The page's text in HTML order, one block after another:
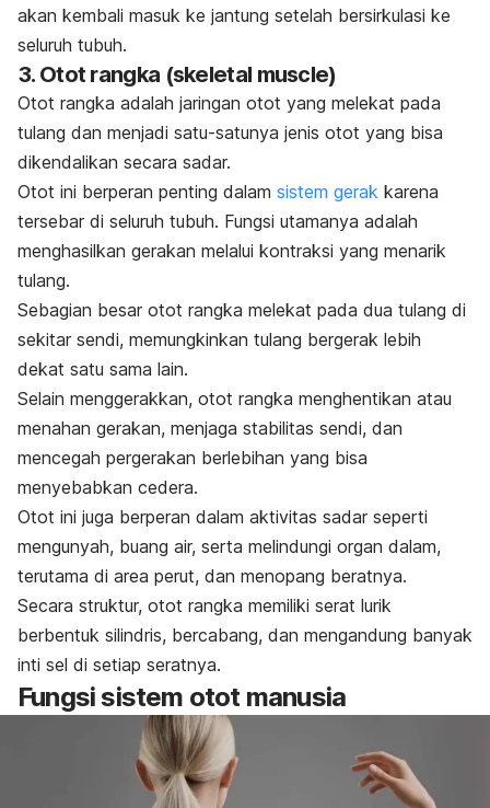
akan kembali masuk ke jantung setelah bersirkulasi ke
seluruh tubuh.
3. Otot rangka (skeletal muscle)
Otot rangka adalah jaringan otot yang melekat pada
tulang dan menjadi satu-satunya jenis otot yang bisa
dikendalikan secara sadar.
Otot ini berperan penting dalam sistem gerak karena
tersebar di seluruh tubuh. Fungsi utamanya adalah
menghasilkan gerakan melalui kontraksi yang menarik
tulang.
Sebagian besar otot rangka melekat pada dua tulang di
sekitar sendi, memungkinkan tulang bergerak lebih
dekat satu sama lain.
Selain menggerakkan, otot rangka menghentikan atau
menahan gerakan, menjaga stabilitas sendi, dan
mencegah pergerakan berlebihan yang bisa
menyebabkan cedera.
Otot ini juga berperan dalam aktivitas sadar seperti
mengunyah, buang air, serta melindungi organ dalam,
terutama di area perut, dan menopang beratnya.
Secara struktur, otot rangka memiliki serat lurik
berbentuk silindris, bercabang, dan mengandung banyak
inti sel di setiap seratnya.
Fungsi sistem otot manusia